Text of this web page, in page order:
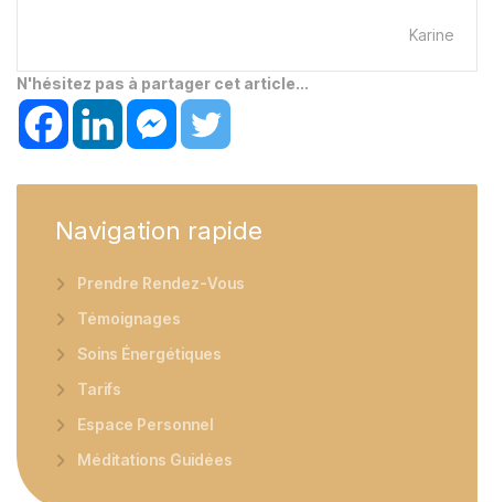
Karine
N'hésitez pas à partager cet article...
Navigation rapide
Prendre Rendez-Vous
Témoignages
Soins Énergétiques
Tarifs
Espace Personnel
Méditations Guidées